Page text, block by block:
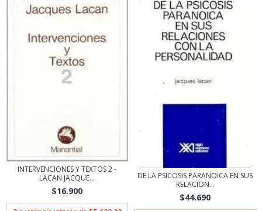
INTERVENCIONES Y TEXTOS 2 -
LACAN JACQUE...
$16.900
DE LA PSICOSIS PARANOICA EN SUS
RELACION...
$44.690